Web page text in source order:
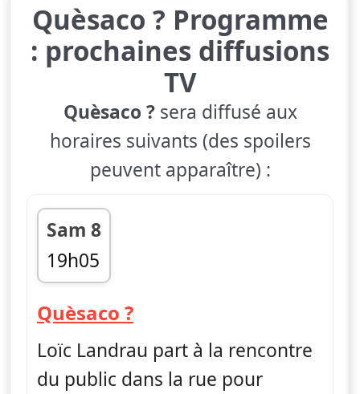
Quèsaco ? Programme
: prochaines diffusions
TV
Quèsaco ?sera diffusé aux
horaires suivants (des spoilers
peuvent apparaître) :
Sam 8
19h05
fin 19h15
Quèsaco ?— Quèsaco ?
Loïc Landrau part à la rencontre
du public dans la rue pour